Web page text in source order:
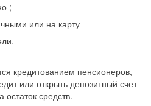
;
или на карту
кредитованием пенсионеров,
или открыть депозитный счет
остаток средств.